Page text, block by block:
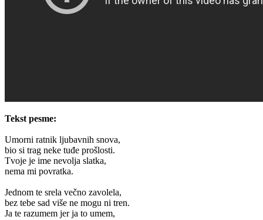
Tekst pesme:
Umorni ratnik ljubavnih snova,
bio si trag neke tuđe prošlosti.
Tvoje je ime nevolja slatka,
nema mi povratka.
Jednom te srela večno zavolela,
bez tebe sad više ne mogu ni tren.
Ja te razumem jer ja to umem,